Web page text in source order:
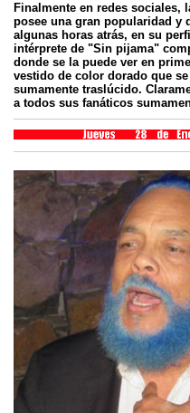
Finalmente en redes sociales,
posee una gran popularidad y
algunas horas atrás, en su
intérprete de "Sin pijama"
donde se la puede ver en
vestido de color dorado que
sumamente traslúcido.
a todos sus fanáticos